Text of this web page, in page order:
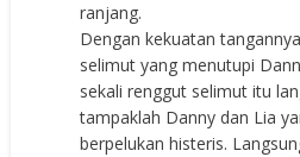
ranjang.
Dengan kekuatan
selimut yang menutupi
sekali renggut selimut itu
tampaklah Danny dan Lia
berpelukan histeris.